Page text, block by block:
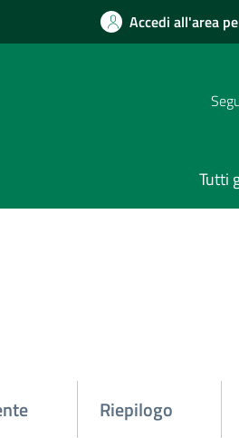
Accedi all'area
Tutti
Riepilogo